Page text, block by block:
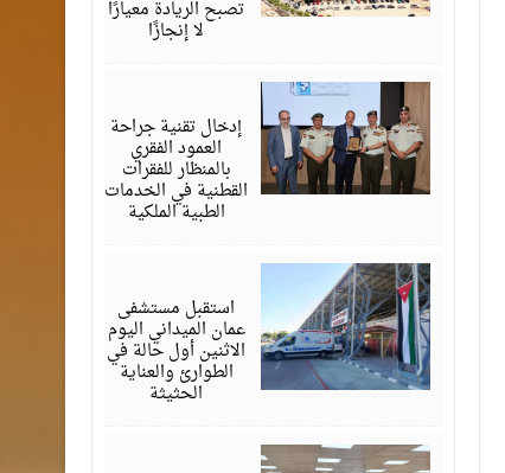
تصبح الريادة معيارًا
لا إنجازًا
إدخال تقنية جراحة
العمود الفقري
بالمنظار للفقرات
القطنية في الخدمات
الطبية الملكية
استقبل مستشفى
عمان الميداني اليوم
الاثنين أول حالة في
الطوارئ والعناية
الحثيثة